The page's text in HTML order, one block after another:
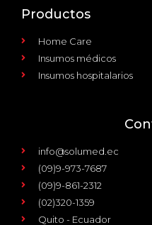
Productos
Home Care
Insumos médicos
Insumos hospitalarios
info@solumed.ec
(09)9-973-7687
(09)9-861-2312
(02)320-1359
Quito - Ecuador